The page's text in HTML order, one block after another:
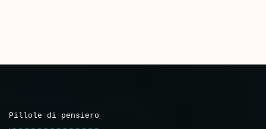
Pillole di pensiero